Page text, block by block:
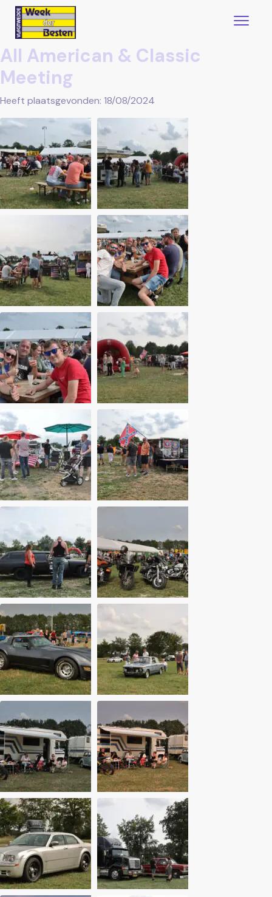
All American & Classic
Meeting
Heeft plaatsgevonden: 18/08/2024